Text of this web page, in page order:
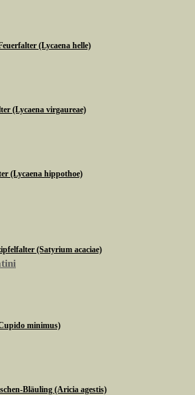
(Lycaena helle)
(Lycaena virgaureae)
(Lycaena hippothoe)
(Satyrium acaciae)
minimus)
Bläuling (Aricia agestis)